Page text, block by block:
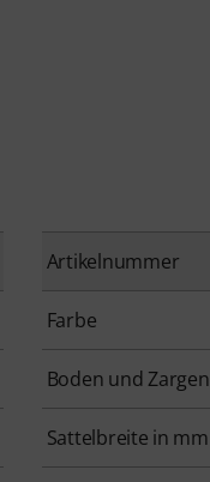
Artikelnummer
Farbe
Boden und Zargen
Sattelbreite in mm